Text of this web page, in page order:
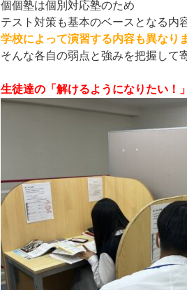
個個塾は個別対応塾のため
テスト対策も基本のベースとなる内
学校によって演習する内容も異なり
そんな各自の弱点と強みを把握して
生徒達の「解けるようになりたい！